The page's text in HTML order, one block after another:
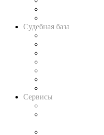
Судебная база
Сервисы